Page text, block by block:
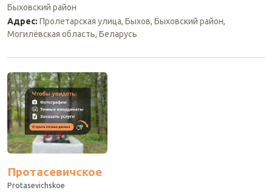
Быховский район
Адрес: Пролетарская улица, Быхов, Быховский район,
Могилёвская область, Беларусь
Протасевичское
Protasevichskoe